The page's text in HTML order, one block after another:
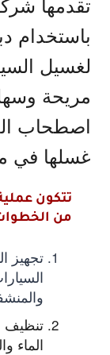
باستخدام
لغسيل
مريحة
اصطحاب
غسلها في
تتكون
من الخطوات
تجهيز
تنظيف
الماء